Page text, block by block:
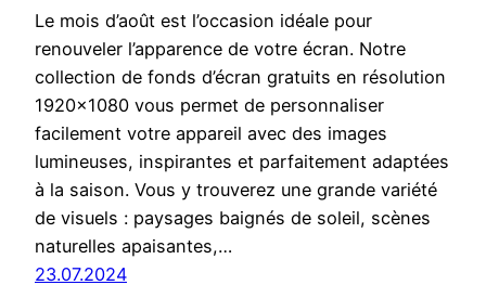
Le mois d’août est l’occasion idéale pour
renouveler l’apparence de votre écran. Notre
collection de fonds d’écran gratuits en résolution
1920×1080 vous permet de personnaliser
facilement votre appareil avec des images
lumineuses, inspirantes et parfaitement adaptées
à la saison. Vous y trouverez une grande variété
de visuels : paysages baignés de soleil, scènes
naturelles apaisantes,…
23.07.2024